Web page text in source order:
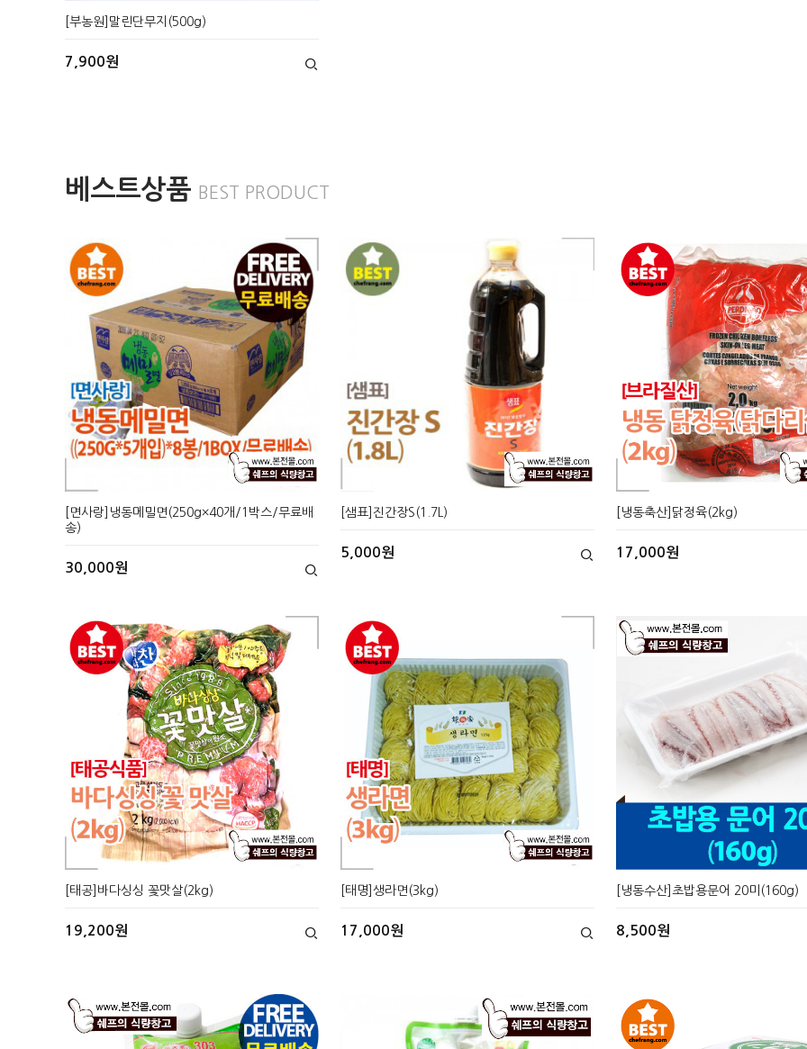
[부농원]말린단무지(500g)
7,900원
베스트상품 BEST PRODUCT
[면사랑]냉동메밀면(250g×40개/1박스/무료배
송)
30,000원
[샘표]진간장S(1.7L)
5,000원
[냉동축산]닭정육(2kg)
17,000원
[태공]바다싱싱 꽃맛살(2kg)
19,200원
[태명]생라면(3kg)
17,000원
[냉동수산]초밥용문어 20미(160g)
8,500원